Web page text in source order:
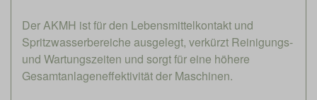
Der AKMH ist für den Lebensmittelkontakt und
Spritzwasserbereiche ausgelegt, verkürzt Reinigungs-
und Wartungszeiten und sorgt für eine höhere
Gesamtanlageneffektivität der Maschinen.